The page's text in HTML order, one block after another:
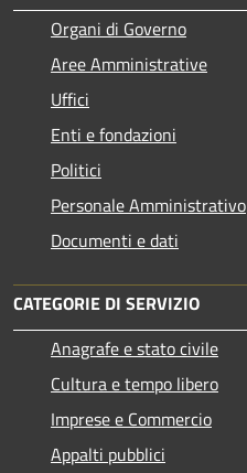
Organi di Governo
Aree Amministrative
Uffici
Enti e fondazioni
Politici
Personale Amministrativo
Documenti e dati
CATEGORIE DI SERVIZIO
Anagrafe e stato civile
Cultura e tempo libero
Imprese e Commercio
Appalti pubblici